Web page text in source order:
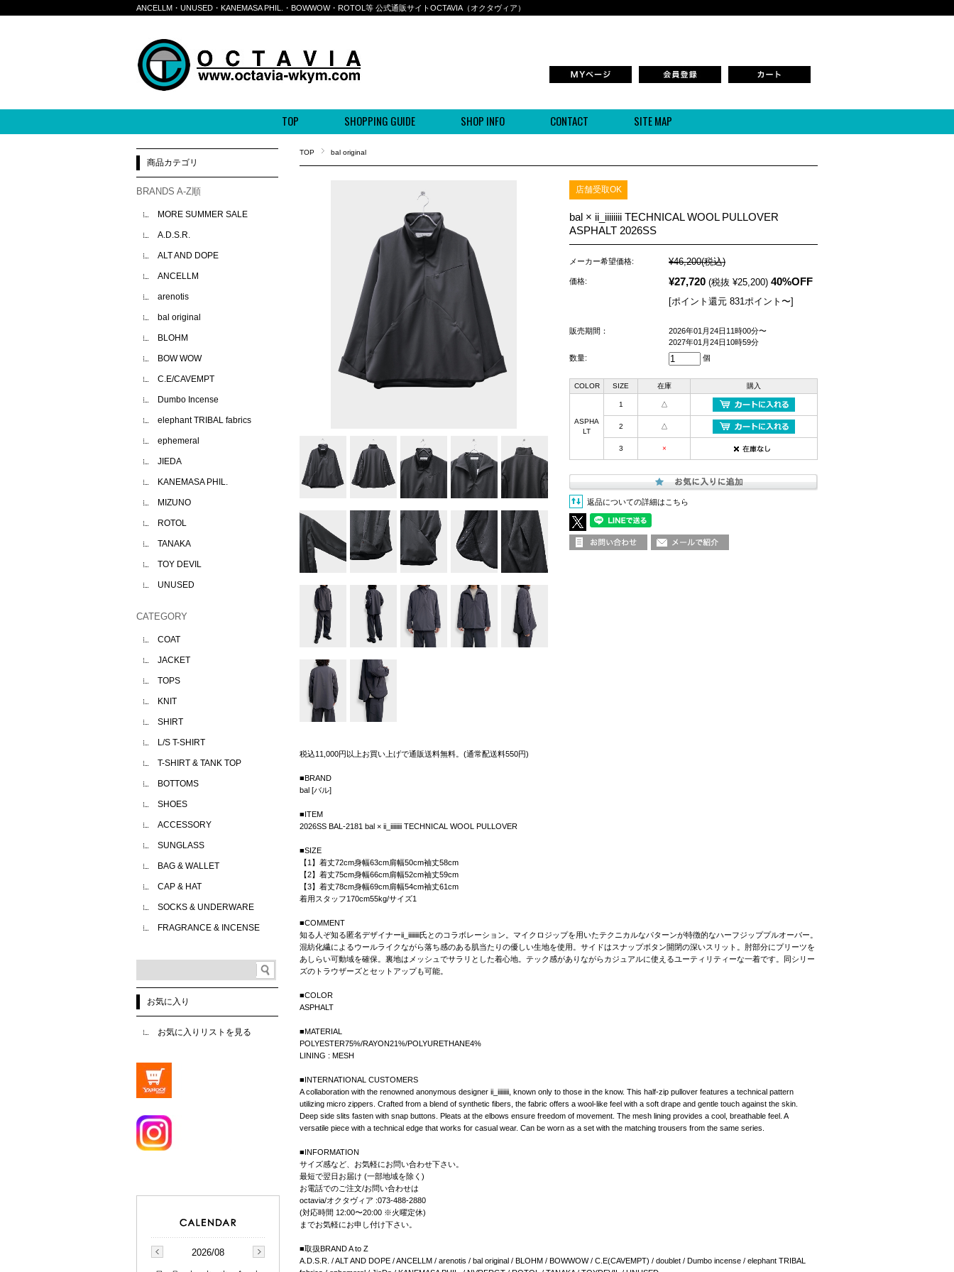
ANCELLM・UNUSED・KANEMASA PHIL.・BOWWOW・ROTOL等 公式通販サイトOCTAVIA（オクタヴィア）
TOP SHOPPING GUIDE SHOP INFO CONTACT SITE MAP
TOP bal original
店舗受取OK
bal × ii_iiiiiiii TECHNICAL WOOL PULLOVER
ASPHALT 2026SS
メーカー希望価格: ¥46,200(税込)
価格: ¥27,720 (税抜 ¥25,200) 40%OFF
[ポイント還元 831ポイント〜]
販売期間：
2026年01月24日11時00分〜
2027年01月24日10時59分
数量:
個
COLOR SIZE 在庫 購入
ASPHA
LT
1 △
2 △
3 ×
返品についての詳細はこちら
税込11,000円以上お買い上げで通販送料無料。(通常配送料550円)
■BRAND
bal [バル]
■ITEM
2026SS BAL-2181 bal × ii_iiiiiiii TECHNICAL WOOL PULLOVER
■SIZE
【1】着丈72cm身幅63cm肩幅50cm袖丈58cm
【2】着丈75cm身幅66cm肩幅52cm袖丈59cm
【3】着丈78cm身幅69cm肩幅54cm袖丈61cm
着用スタッフ170cm55kg/サイズ1
■COMMENT
知る人ぞ知る匿名デザイナーii_iiiiiiii氏とのコラボレーション。マイクロジップを用いたテクニカルなパターンが特徴的なハーフジッププルオーバー。
混紡化繊によるウールライクながら落ち感のある肌当たりの優しい生地を使用。サイドはスナップボタン開閉の深いスリット。肘部分にプリーツを
あしらい可動域を確保。裏地はメッシュでサラリとした着心地。テック感がありながらカジュアルに使えるユーティリティーな一着です。同シリー
ズのトラウザーズとセットアップも可能。
■COLOR
ASPHALT
■MATERIAL
POLYESTER75%/RAYON21%/POLYURETHANE4%
LINING : MESH
■INTERNATIONAL CUSTOMERS
A collaboration with the renowned anonymous designer ii_iiiiiiii, known only to those in the know. This half-zip pullover features a technical pattern
utilizing micro zippers. Crafted from a blend of synthetic fibers, the fabric offers a wool-like feel with a soft drape and gentle touch against the skin.
Deep side slits fasten with snap buttons. Pleats at the elbows ensure freedom of movement. The mesh lining provides a cool, breathable feel. A
versatile piece with a technical edge that works for casual wear. Can be worn as a set with the matching trousers from the same series.
■INFORMATION
サイズ感など、お気軽にお問い合わせ下さい。
最短で翌日お届け (一部地域を除く)
お電話でのご注文/お問い合わせは
octavia/オクタヴィア :073-488-2880
(対応時間 12:00〜20:00 ※火曜定休)
までお気軽にお申し付け下さい。
■取扱BRAND A to Z
A.D.S.R. / ALT AND DOPE / ANCELLM / arenotis / bal original / BLOHM / BOWWOW / C.E(CAVEMPT) / doublet / Dumbo incense / elephant TRIBAL
商品カテゴリ
BRANDS A-Z順
MORE SUMMER SALE
A.D.S.R.
ALT AND DOPE
ANCELLM
arenotis
bal original
BLOHM
BOW WOW
C.E/CAVEMPT
Dumbo Incense
elephant TRIBAL fabrics
ephemeral
JIEDA
KANEMASA PHIL.
MIZUNO
ROTOL
TANAKA
TOY DEVIL
UNUSED
CATEGORY
COAT
JACKET
TOPS
KNIT
SHIRT
L/S T-SHIRT
T-SHIRT & TANK TOP
BOTTOMS
SHOES
ACCESSORY
SUNGLASS
BAG & WALLET
CAP & HAT
SOCKS & UNDERWARE
FRAGRANCE & INCENSE
お気に入り
お気に入りリストを見る
2026/08